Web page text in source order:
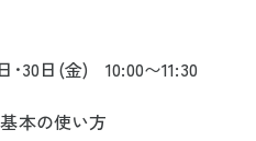
･30日(金) 10:00〜11:30
本の使い方